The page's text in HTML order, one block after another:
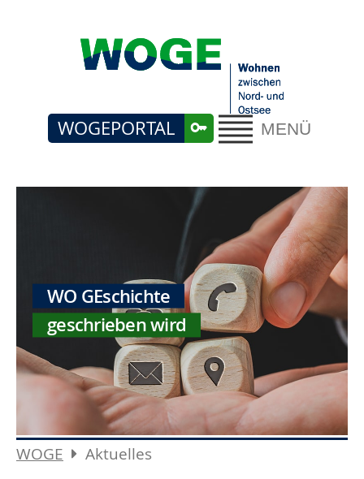
MENÜ
WOGEPORTAL
WO GEschichte
geschrieben wird
WOGE Aktuelles